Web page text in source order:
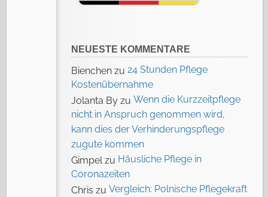
NEUESTE KOMMENTARE
Bienchen zu 24 Stunden Pflege
Kostenübernahme
Jolanta By zu Wenn die Kurzzeitpflege
nicht in Anspruch genommen wird,
kann dies der Verhinderungspflege
zugute kommen
Gimpelzu Häusliche Pflege in
Coronazeiten
Chris zu Vergleich: Polnische Pflegekraft